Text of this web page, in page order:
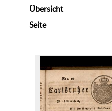
Übersicht
Seite